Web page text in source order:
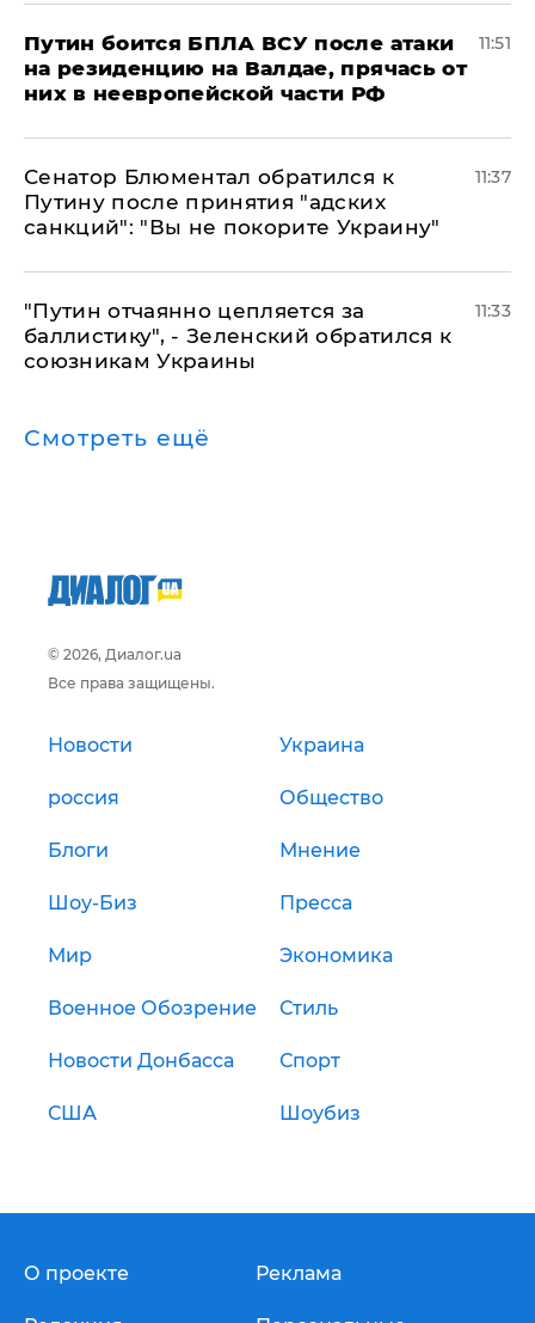
Путин боится БПЛА ВСУ после атаки
на резиденцию на Валдае, прячась от
них в неевропейской части РФ
11:51
Сенатор Блюментал обратился к
Путину после принятия "адских
санкций": "Вы не покорите Украину"
11:37
"Путин отчаянно цепляется за
баллистику", - Зеленский обратился к
союзникам Украины
11:33
Смотреть ещё
© 2026, Диалог.ua
Все права защищены.
Новости Украина
россия Общество
Блоги Мнение
Шоу-Биз Пресса
Мир Экономика
Военное Обозрение Стиль
Новости Донбасса Спорт
США Шоубиз
О проекте Реклама